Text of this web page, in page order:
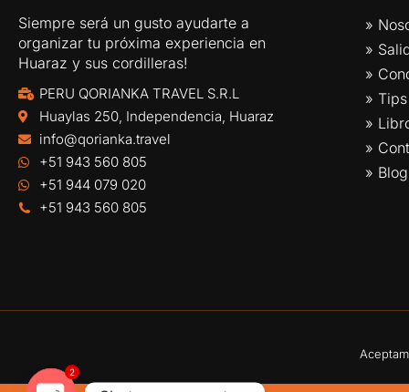
Siempre será un gusto ayudarte a
organizar tu próxima experiencia en
Huaraz y sus cordilleras!
PERU QORIANKA TRAVEL S.R.L
Huaylas 250, Independencia, Huaraz
info@qorianka.travel
+51 943 560 805
+51 944 079 020
+51 943 560 805
»
»
»
»
»
»
» Blog
2